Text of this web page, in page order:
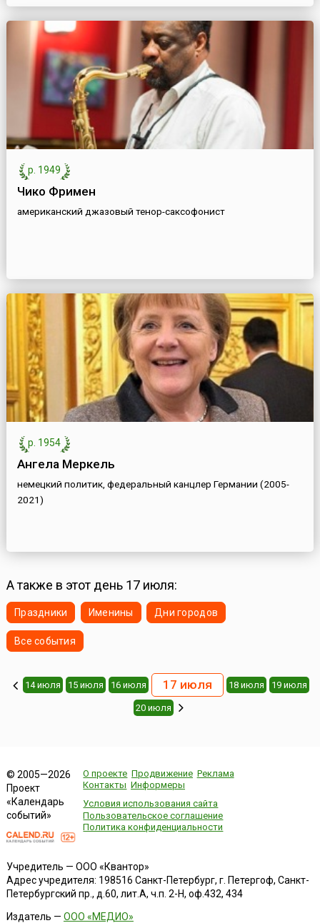
р. 1949
Чико Фримен
американский джазовый тенор-саксофонист
р. 1954
Ангела Меркель
немецкий политик, федеральный канцлер Германии (2005-
2021)
А также в этот день 17 июля:
Праздники Именины Дни городов
Все события
14 июля 15 июля 16 июля 17 июля 18 июля 19 июля
20 июля
© 2005—2026
Проект
«Календарь
событий»
О проекте Продвижение Реклама
Контакты Информеры
Условия использования сайта
Пользовательское соглашение
Политика конфиденциальности
Учредитель — ООО «Квантор»
Адрес учредителя: 198516 Санкт-Петербург, г. Петергоф, Санкт-
Петербургский пр., д.60, лит.А, ч.п. 2-Н, оф.432, 434
Издатель — ООО «МЕДИО»